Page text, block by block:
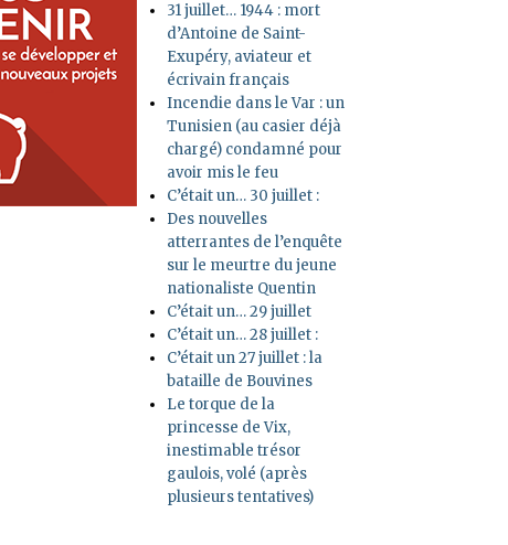
31 juillet… 1944 : mort
d’Antoine de Saint-
Exupéry, aviateur et
écrivain français
Incendie dans le Var : un
Tunisien (au casier déjà
chargé) condamné pour
avoir mis le feu
C’était un… 30 juillet :
Des nouvelles
atterrantes de l’enquête
sur le meurtre du jeune
nationaliste Quentin
C’était un… 29 juillet
C’était un… 28 juillet :
C’était un 27 juillet : la
bataille de Bouvines
Le torque de la
princesse de Vix,
inestimable trésor
gaulois, volé (après
plusieurs tentatives)